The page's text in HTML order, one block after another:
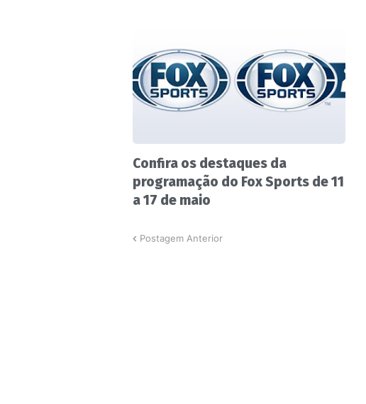
Confira os destaques da
programação do Fox Sports de 11
a 17 de maio
Postagem Anterior